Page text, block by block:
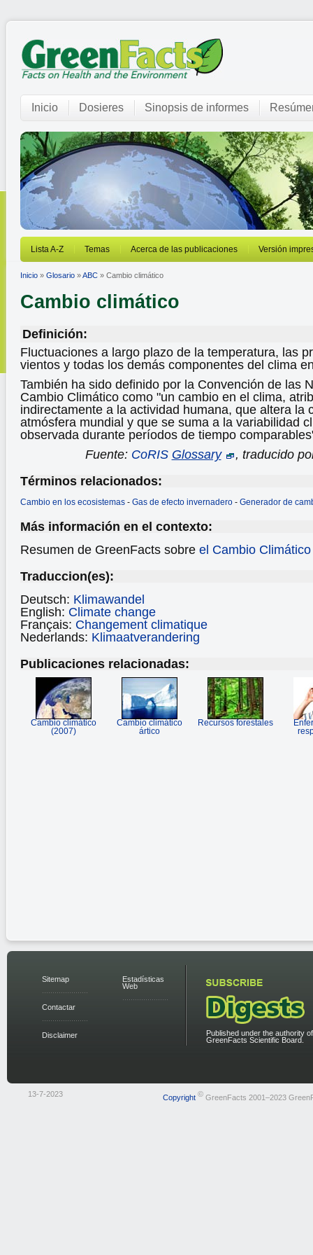
Inicio Dosieres Sinopsis de informes
Lista A-Z Temas Acerca de las publicaciones Versión
Inicio » Glosario »ABC » Cambio climático
Cambio climático
Definición:
Fluctuaciones a largo plazo de la temperatura, las
vientos y todas los demás componentes del clima
También ha sido definido por la Convención de las
Cambio Climático como "un cambio en el clima,
indirectamente a la actividad humana, que altera la
atmósfera mundial y que se suma a la variabilidad
observada durante períodos de tiempo
Fuente: CoRIS Glossary
, traducido
Términos relacionados:
Cambio en los ecosistemas - Gas de efecto invernadero - Generador de
Más información en el contexto:
Resumen de GreenFacts sobre el Cambio Climático
Traduccion(es):
Deutsch: Klimawandel
English: Climate change
Français: Changement climatique
Nederlands: Klimaatverandering
Publicaciones relacionadas:
Cambio climático
(2007)
Cambio climático
ártico
Recursos forestales
Sitemap
Contactar
Disclaimer
Estadísticas
Web
Published under the authority
GreenFacts Scientific Board.
13-7-2023 Copyright ©GreenFacts 2001–2023